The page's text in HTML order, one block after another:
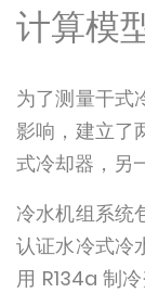
计算模
为了测量干式
影响，建立了
式冷却器，另
冷水机组系统
认证水冷式冷
用 R134a 制